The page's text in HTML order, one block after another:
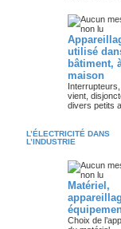
utilisé
bâtiment,
maison
vient,
divers petits
L’ÉLECTRICITÉ DANS
L’INDUSTRIE
Matériel,
Choix de